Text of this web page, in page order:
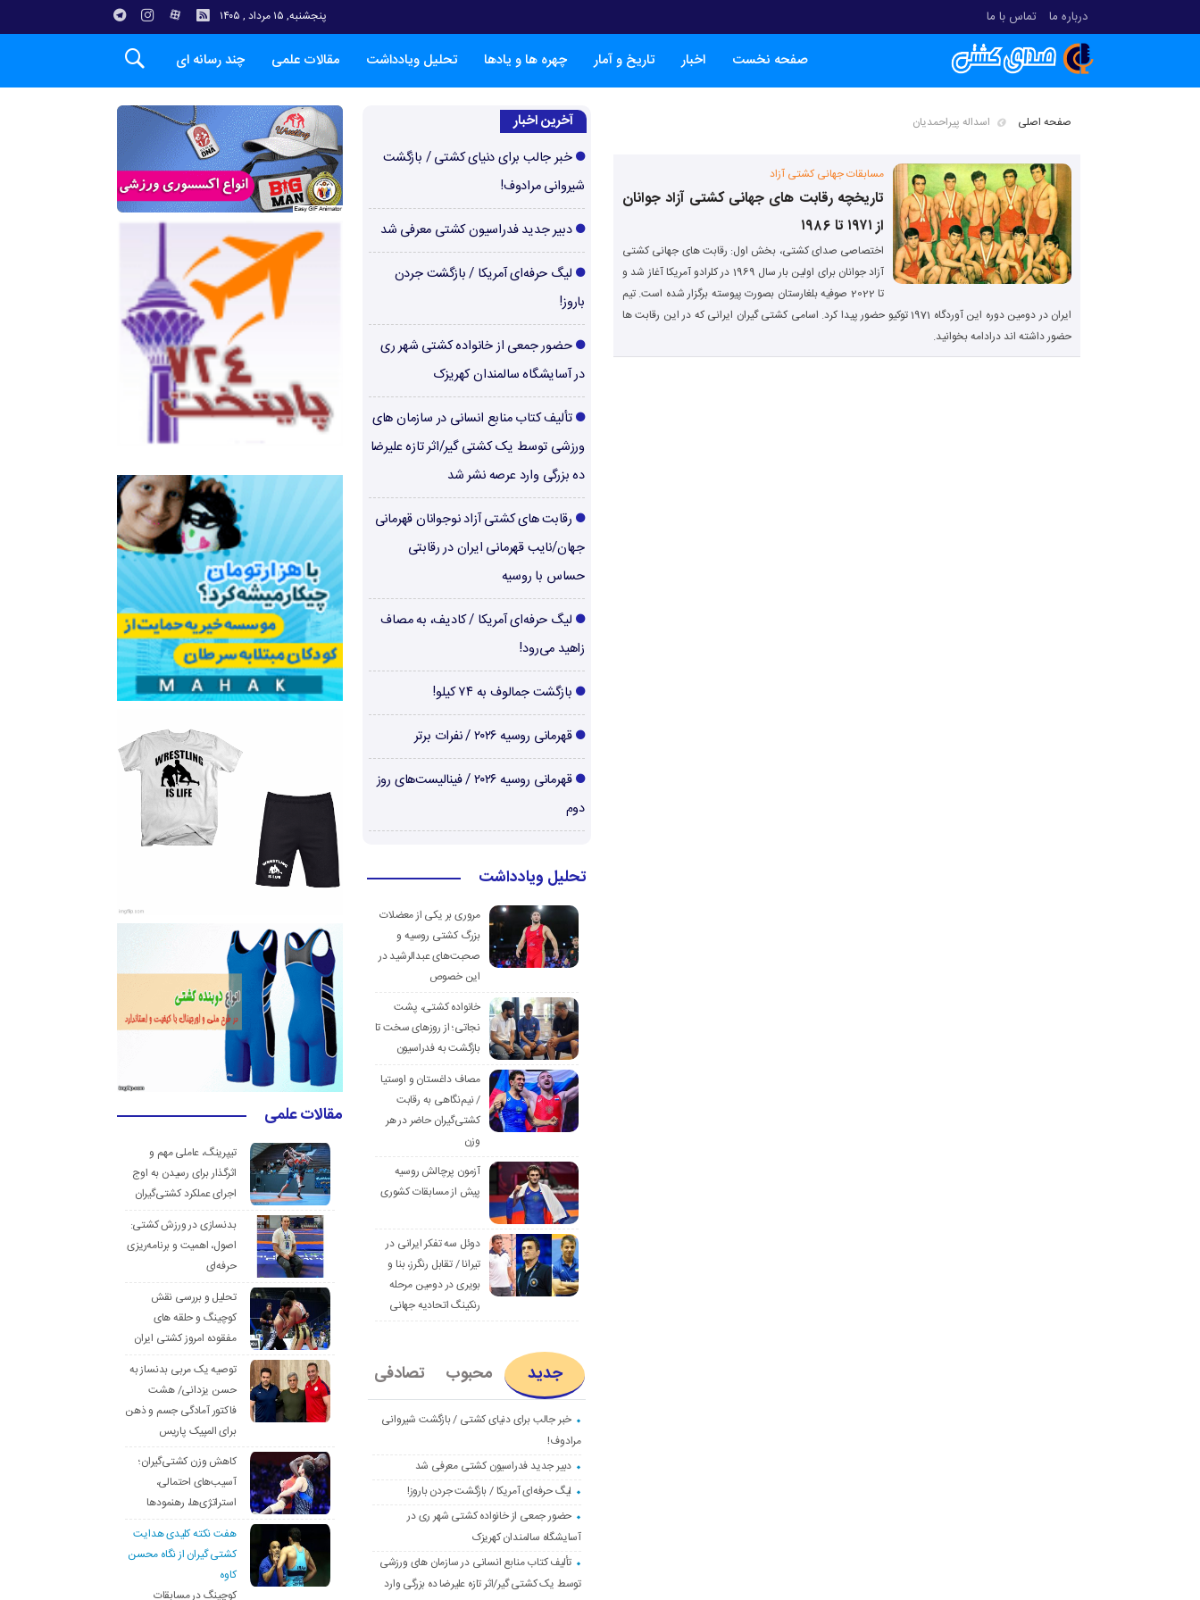
درباره ما تماس با ما پنجشنبه, ۱۵ مرداد , ۱۴۰۵
صفحه نخست اخبار تاریخ و آمار چهره ها و یادها تحلیل ویادداشت مقالات علمی چند رسانه ای
صفحه اصلی اسداله پیراحمدیان
مسابقات جهانی کشتی آزاد
تاریخچه رقابت های جهانی کشتی آزاد جوانان
از ۱۹۷۱ تا ۱۹۸۶
اختصاصی صدای کشتی، بخش اول: رقابت های جهانی کشتی
آزاد جوانان برای اولین بار سال 1969 در کلرادو آمریکا آغاز شد و
تا 2022 صوفیه بلغارستان بصورت پیوسته برگزار شده است. تیم
ایران در دومین دوره این آوردگاه 1971 توکیو حضور پیدا کرد. اسامی کشتی گیران ایرانی که در این رقابت ها
حضور داشته اند درادامه بخوانید.
آخرین اخبار
خبر جالب برای دنیای کشتی / بازگشت
شیروانی مرادوف!
دبیر جدید فدراسیون کشتی معرفی شد
لیگ حرفه‌ای آمریکا / بازگشت جردن
باروز!
حضور جمعی از خانواده کشتی شهر ری
در آسایشگاه سالمندان کهریزک
تألیف کتاب منابع انسانی در سازمان های
ورزشی توسط یک کشتی گیر/اثر تازه علیرضا
ده بزرگی وارد عرصه نشر شد
رقابت های کشتی آزاد نوجوانان قهرمانی
جهان/نایب قهرمانی ایران در رقابتی
حساس با روسیه
لیگ حرفه‌ای آمریکا / کادیف، به مصاف
زاهید می‌رود!
بازگشت جمالوف به ۷۴ کیلو!
قهرمانی روسیه ۲۰۲۶ / نفرات برتر
قهرمانی روسیه ۲۰۲۶ / فینالیست‌های روز
دوم
تحلیل ویادداشت
مروری بر یکی از معضلات
بزرگ کشتی روسیه و
صحبت‌های عبدالرشید در
این خصوص
خانواده کشتی، پشت
نجاتی؛ از روزهای سخت تا
بازگشت به فدراسیون
مصاف داغستان و اوستیا
/ نیم‌نگاهی به رقابت
کشتی‌گیران حاضر در هر
وزن
آزمون پرچالش روسیه
پیش از مسابقات کشوری
دوئل سه تفکر ایرانی در
تیرانا / تقابل رنگرز، بنا و
بویری در دومین مرحله
رنکینگ اتحادیه جهانی
جدید محبوب تصادفی
خبر جالب برای دنیای کشتی / بازگشت شیروانی
مرادوف!
دبیر جدید فدراسیون کشتی معرفی شد
لیگ حرفه‌ای آمریکا / بازگشت جردن باروز!
حضور جمعی از خانواده کشتی شهر ری در
آسایشگاه سالمندان کهریزک
تألیف کتاب منابع انسانی در سازمان های ورزشی
توسط یک کشتی گیر/اثر تازه علیرضا ده بزرگی وارد
مقالات علمی
تیپرینگ، عاملی مهم و
اثرگذار برای رسیدن به اوج
اجرای عملکرد کشتی‌گیران
بدنسازی در ورزش کشتی:
اصول، اهمیت و برنامه‌ریزی
حرفه‌ای
تحلیل و بررسی نقش
کوچینگ و حلقه های
مفقوده امروز کشتی ایران
توصیه یک مربی بدنساز به
حسن یزدانی/ هشت
فاکتور آمادگی جسم و ذهن
برای المپیک پاریس
کاهش وزن کشتی‌گیران؛
آسیب‌های احتمالی،
استراتژی‌ها، رهنمودها
هفت نکته کلیدی هدایت
کشتی گیران از نگاه محسن
کاوه
کوچینگ در مسابقات